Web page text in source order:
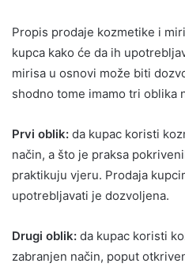
Propis prodaje kozmetike i
kupca kako će da ih
mirisa u osnovi može biti
shodno tome imamo tri oblika
Prvi oblik: da kupac koristi
način, a što je praksa
praktikuju vjeru. Prodaja
upotrebljavati je dozvoljena.
Drugi oblik: da kupac koristi
zabranjen način, poput